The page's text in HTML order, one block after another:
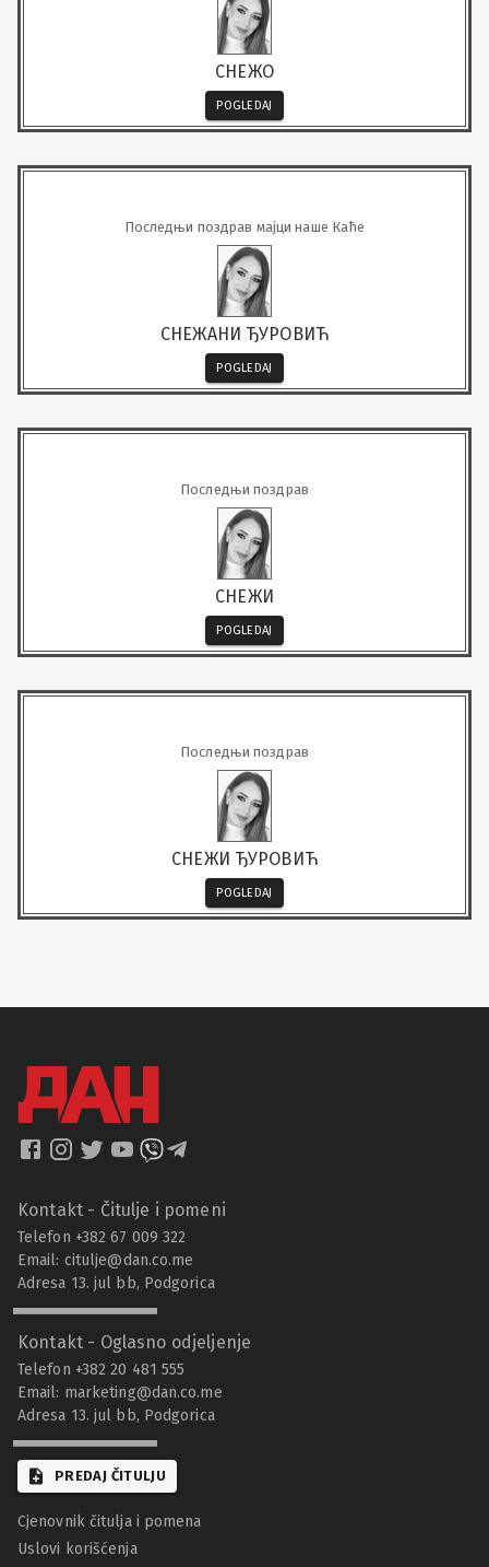
СНЕЖО
POGLEDAJ
Последњи поздрав мајци наше Каће
СНЕЖАНИ ЂУРОВИЋ
POGLEDAJ
Последњи поздрав
СНЕЖИ
POGLEDAJ
Последњи поздрав
СНЕЖИ ЂУРОВИЋ
POGLEDAJ
Kontakt - Čitulje i pomeni
Telefon +382 67 009 322
Email: citulje@dan.co.me
Adresa 13. jul bb, Podgorica
Kontakt - Oglasno odjeljenje
Telefon +382 20 481 555
Email: marketing@dan.co.me
Adresa 13. jul bb, Podgorica
PREDAJ ČITULJU
Cjenovnik čitulja i pomena
Uslovi korišćenja